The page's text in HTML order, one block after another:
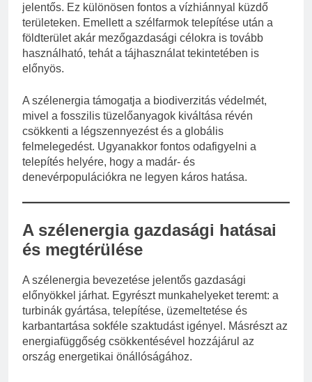
jelentős. Ez különösen fontos a vízhiánnyal küzdő
területeken. Emellett a szélfarmok telepítése után a
földterület akár mezőgazdasági célokra is tovább
használható, tehát a tájhasználat tekintetében is
előnyös.
A szélenergia támogatja a biodiverzitás védelmét,
mivel a fosszilis tüzelőanyagok kiváltása révén
csökkenti a légszennyezést és a globális
felmelegedést. Ugyanakkor fontos odafigyelni a
telepítés helyére, hogy a madár- és
denevérpopulációkra ne legyen káros hatása.
A szélenergia gazdasági hatásai
és megtérülése
A szélenergia bevezetése jelentős gazdasági
előnyökkel járhat. Egyrészt munkahelyeket teremt: a
turbinák gyártása, telepítése, üzemeltetése és
karbantartása sokféle szaktudást igényel. Másrészt az
energiafüggőség csökkentésével hozzájárul az
ország energetikai önállóságához.